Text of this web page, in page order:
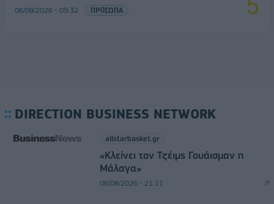
06/08/2026 - 09:32 ΠΡΟΣΩΠΑ
DIRECTION BUSINESS NETWORK
allstarbasket.gr
«Κλείνει τον Τζέιμς Γουάισμαν η
Μάλαγα»
06/08/2026 - 21:11